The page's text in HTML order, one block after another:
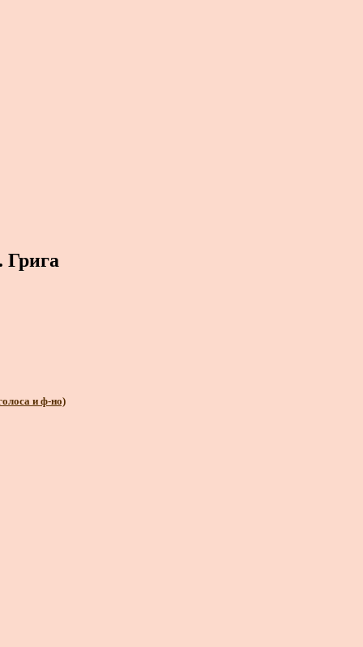
Грига
и ф-но)